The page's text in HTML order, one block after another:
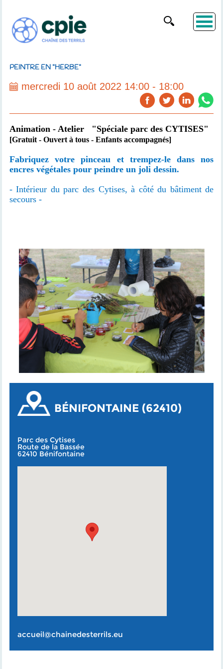
PEINTRE EN "HERBE"
mercredi 10 août 2022 14:00 - 18:00
Animation - Atelier "Spéciale parc des CYTISES"
[Gratuit - Ouvert à tous - Enfants accompagnés]
Fabriquez votre pinceau et trempez-le dans nos
encres végétales pour peindre un joli dessin.
- Intérieur du parc des Cytises, à côté du bâtiment de
secours -
BÉNIFONTAINE (62410)
Parc des Cytises
Route de la Bassée
62410 Bénifontaine
accueil@chainedesterrils.eu